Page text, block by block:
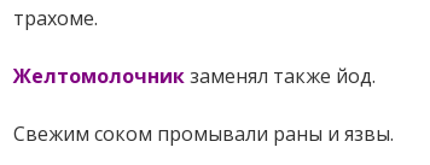
трахоме.
Желтомолочникзаменял также йод.
Свежим соком промывали раны и язвы.